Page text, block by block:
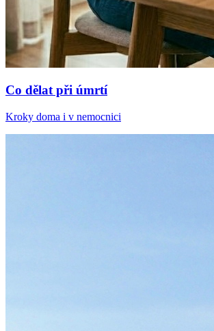
Co dělat při úmrtí
Kroky doma i v nemocnici